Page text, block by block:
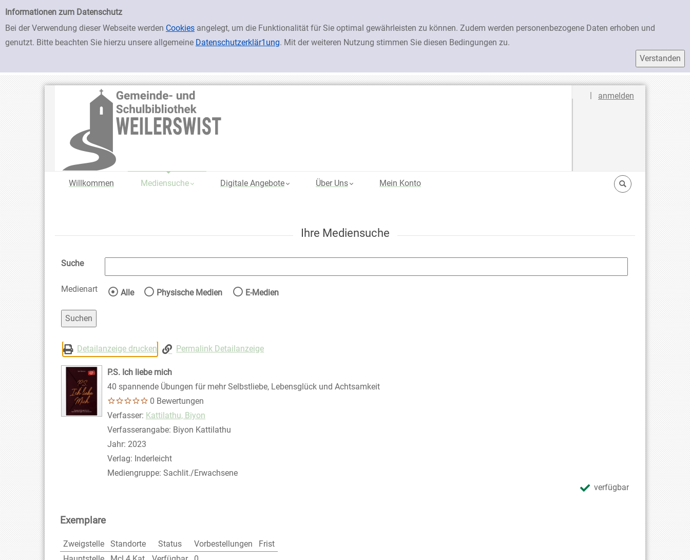
Einfache Suche
Informationen zum Datenschutz
Bei der Verwendung dieser Webseite werden Cookies angelegt, um die Funktionalität für Sie optimal gewährleisten zu können. Zudem werden personenbezogene Daten erhoben und
genutzt. Bitte beachten Sie hierzu unsere allgemeine Datenschutzerklär1ung. Mit der weiteren Nutzung stimmen Sie diesen Bedingungen zu.
zur Navigation springen
zum Inhalt springen
Zur Detailanzeige springen
Sprache auswählen
| anmelden
Willkommen Mediensuche Digitale Angebote Über Uns Mein Konto
Ihre Mediensuche
Suche
Medienart Wählen Sie die Medienart nach der Sie suchen wollen.
Alle Physische Medien E-Medien
Detailanzeige drucken Permalink Detailanzeige
P.S. Ich liebe mich
40 spannende Übungen für mehr Selbstliebe, Lebensglück und Achtsamkeit
0 Bewertungen
Verfasser: Suche nach diesem Verfasser
Kattilathu, Biyon
Verfasserangabe: Biyon Kattilathu
Jahr: 2023
Verlag: Inderleicht
Mediengruppe: Sachlit./Erwachsene
verfügbar
Exemplare
Zweigstelle Standorte Status Vorbestellungen
Frist